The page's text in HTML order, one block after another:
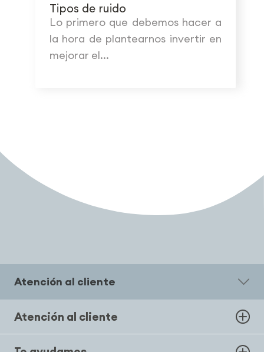
Tipos de ruido
Lo primero que debemos hacer a
la hora de plantearnos invertir en
mejorar el...
Atención al cliente
Atención al cliente